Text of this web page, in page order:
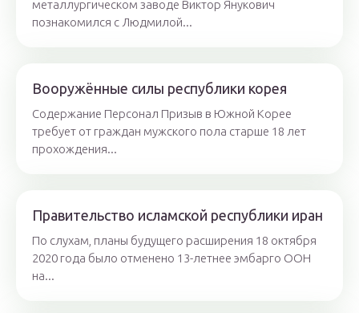
металлургическом заводе Виктор Янукович
познакомился с Людмилой...
Вооружённые силы республики корея
Содержание Персонал Призыв в Южной Корее
требует от граждан мужского пола старше 18 лет
прохождения...
Правительство исламской республики иран
По слухам, планы будущего расширения 18 октября
2020 года было отменено 13-летнее эмбарго ООН
на...